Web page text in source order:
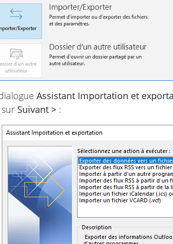
Assistant Importation et
Suivant > :